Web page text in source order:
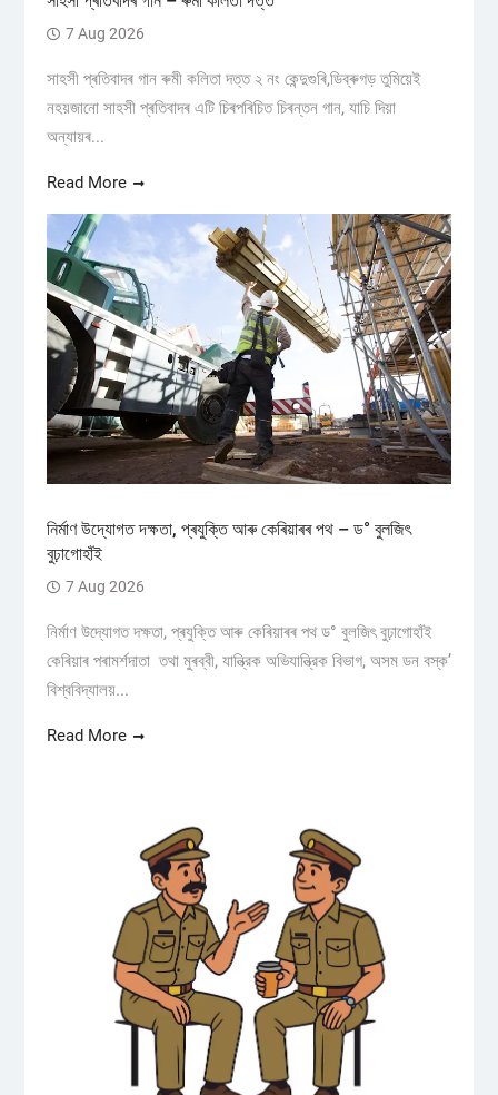
7 Aug 2026
সাহসী প্ৰতিবাদৰ গান ৰুমী কলিতা দত্ত ২ নং কেন্দুগুৰি,ডিব্ৰুগড় তুমিয়েই
নহয়জানো সাহসী প্ৰতিবাদৰ এটি চিৰপৰিচিত চিৰন্তন গান, যাচি দিয়া
অন্যায়ৰ...
Read More
নিৰ্মাণ উদ্যোগত দক্ষতা, প্ৰযুক্তি আৰু কেৰিয়াৰৰ পথ – ড° বুলজিৎ
বুঢ়াগোহাঁই
7 Aug 2026
নিৰ্মাণ উদ্যোগত দক্ষতা, প্ৰযুক্তি আৰু কেৰিয়াৰৰ পথ ড° বুলজিৎ বুঢ়াগোহাঁই
কেৰিয়াৰ পৰামৰ্শদাতা তথা মুৰব্বী, যান্ত্রিক অভিযান্ত্রিক বিভাগ, অসম ডন বস্ক’
বিশ্ববিদ্যালয়...
Read More